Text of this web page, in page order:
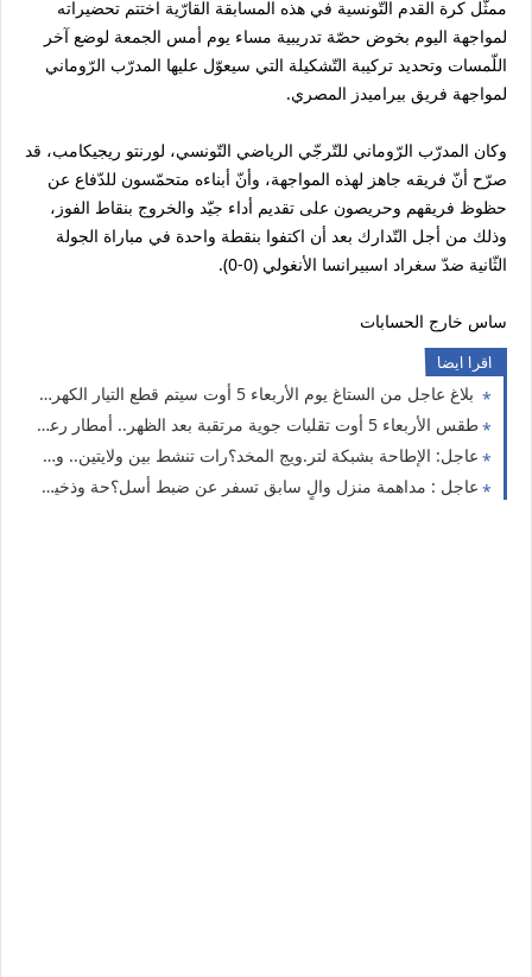
ممثّل كرة القدم التّونسية في هذه المسابقة القارّية اختتم تحضيراته
لمواجهة اليوم بخوض حصّة تدريبية مساء يوم أمس الجمعة لوضع آخر
اللّمسات وتحديد تركيبة التّشكيلة التي سيعوّل عليها المدرّب الرّوماني
لمواجهة فريق بيراميدز المصري.
وكان المدرّب الرّوماني للتّرجّي الرياضي التّونسي، لورنتو ريجيكامب، قد
صرّح أنّ فريقه جاهز لهذه المواجهة، وأنّ أبناءه متحمّسون للدّفاع عن
حظوظ فريقهم وحريصون على تقديم أداء جيّد والخروج بنقاط الفوز،
وذلك من أجل التّدارك بعد أن اكتفوا بنقطة واحدة في مباراة الجولة
الثّانية ضدّ سغراد اسبيرانسا الأنغولي (0-0).
ساس خارج الحسابات
اقرا ايضا
بلاغ عاجل من الستاغ يوم الأربعاء 5 أوت سيتم قطع التيار الكهربائي عن هذه الولايات
طقس الأربعاء 5 أوت تقلبات جوية مرتقبة بعد الظهر.. أمطار رعدية ورياح قوية تشمل هذه الولايات
عاجل: الإطاحة بشبكة لتر.ويج المخد؟رات تنشط بين ولايتين.. وهذه أبرز تفاصيل العملية
عاجل : مداهمة منزل والٍ سابق تسفر عن ضبط أسل؟حة وذخير.ة ومبالغ مالية هامة